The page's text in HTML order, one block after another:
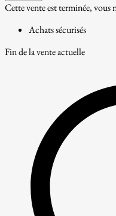
Cette vente est terminée, vous
Achats sécurisés
Fin de la vente actuelle